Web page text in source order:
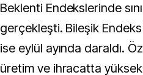
Beklenti Endekslerinde
gerçekleşti. Bileşik
ise eylül ayında daraldı.
üretim ve ihracatta